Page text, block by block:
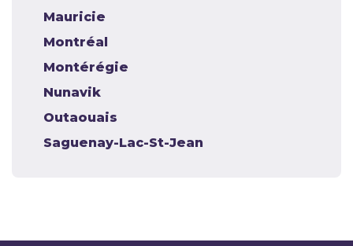
Mauricie
Montréal
Montérégie
Nunavik
Outaouais
Saguenay-Lac-St-Jean